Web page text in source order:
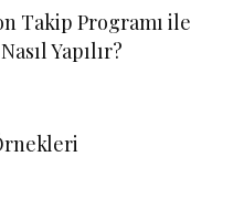
Takip Programı ile
Yapılır?